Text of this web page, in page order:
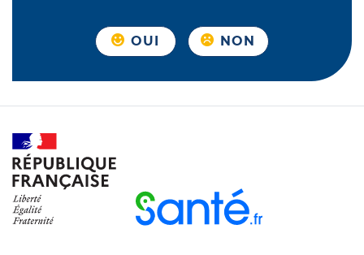
OUI NON